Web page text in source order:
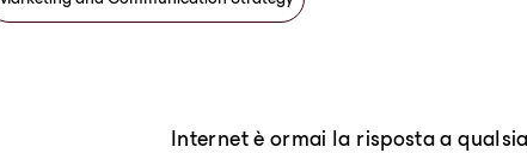
Internet è ormai la risposta a